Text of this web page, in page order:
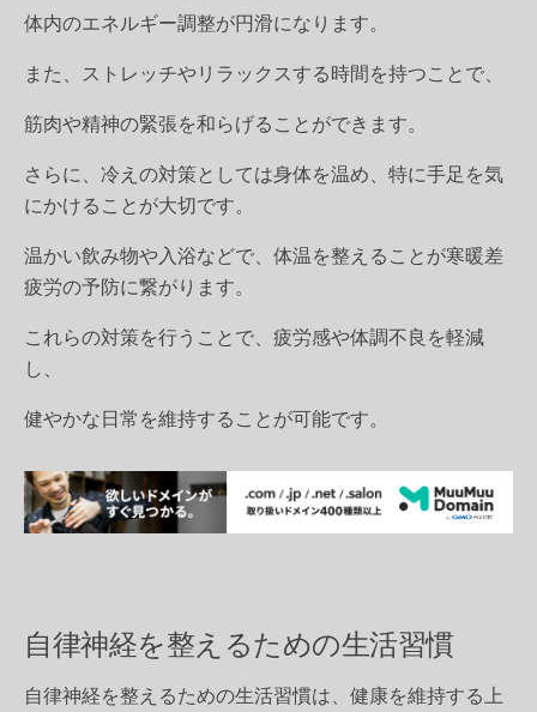
体内のエネルギー調整が円滑になります。
また、ストレッチやリラックスする時間を持つことで、
筋肉や精神の緊張を和らげることができます。
さらに、冷えの対策としては身体を温め、特に手足を気
にかけることが大切です。
温かい飲み物や入浴などで、体温を整えることが寒暖差
疲労の予防に繋がります。
これらの対策を行うことで、疲労感や体調不良を軽減
し、
健やかな日常を維持することが可能です。
自律神経を整えるための生活習慣
自律神経を整えるための生活習慣は、健康を維持する上